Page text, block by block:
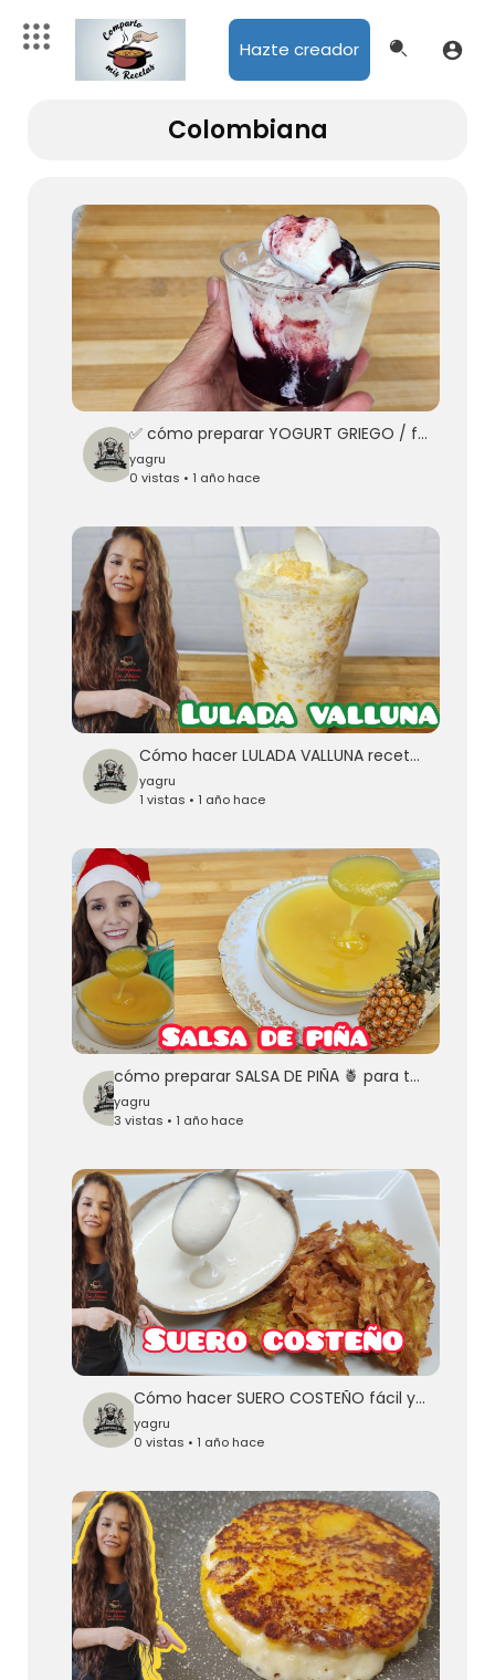
Hazte creador
Colombiana
✅ cómo preparar YOGURT GRIEGO / fácil y ECONÓMICO
yagru
0 vistas • 1 año hace
Cómo hacer LULADA VALLUNA receta original
yagru
1 vistas • 1 año hace
cómo preparar SALSA DE PIÑA 🍍 para tus CARNES NAVIDEÑAS 🌲FÁCIL Y MUY DELICIOSA 😋
yagru
3 vistas • 1 año hace
Cómo hacer SUERO COSTEÑO fácil y DELICIOSO 😋
yagru
0 vistas • 1 año hace